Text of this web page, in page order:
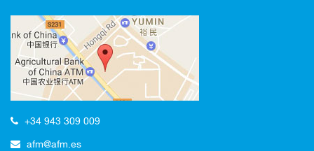
+34 943 309 009
afm@afm.es